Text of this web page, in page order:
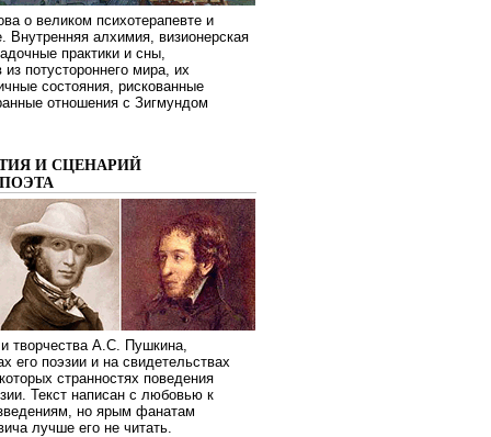
о великом психотерапевте и
алхимия, визионерская
практики и сны,
потустороннего мира, их
состояния, рискованные
отношения с Зигмундом
И СЦЕНАРИЙ
творчества А.С. Пушкина,
его поэзии и на свидетельствах
странностях поведения
Текст написан с любовью к
но ярым фанатам
лучше его не читать.